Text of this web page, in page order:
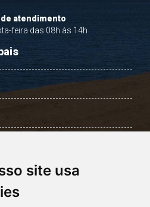
site usa
de atendimento
feira das 08h às 14h
e Meio Ambiente
Econômico